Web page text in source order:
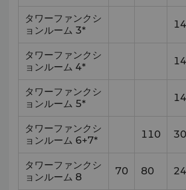
タワーファンクシ
ョンルーム 3*
14
タワーファンクシ
ョンルーム 4*
14
タワーファンクシ
ョンルーム 5*
14
タワーファンクシ
ョンルーム 6+7*
110 30
タワーファンクシ
ョンルーム 8
70 80 24